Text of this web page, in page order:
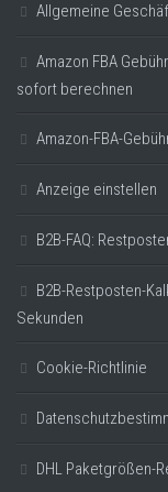
Allgemeine
Amazon FBA
sofort berechnen
Amazon-FBA-
Anzeige einstellen
B2B-FAQ:
B2B-Restposten-
Sekunden
Cookie-Richtlinie
DHL Paketgrößen-